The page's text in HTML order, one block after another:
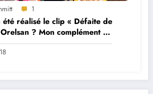
10 Raccourcis Clavier que vous
connaitre et utiliser